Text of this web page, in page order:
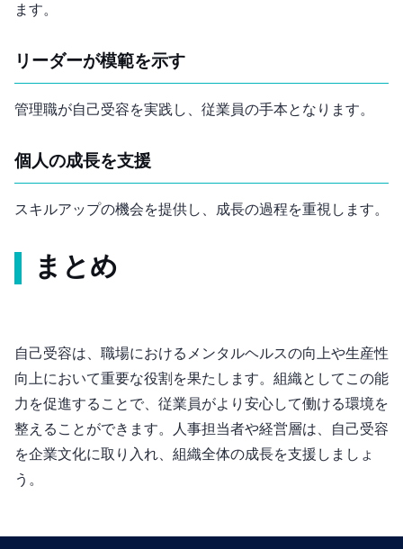
ます。
リーダーが模範を示す
管理職が自己受容を実践し、従業員の手本となります。
個人の成長を支援
スキルアップの機会を提供し、成長の過程を重視します。
まとめ
自己受容は、職場におけるメンタルヘルスの向上や生産性
向上において重要な役割を果たします。組織としてこの能
力を促進することで、従業員がより安心して働ける環境を
整えることができます。人事担当者や経営層は、自己受容
を企業文化に取り入れ、組織全体の成長を支援しましょ
う。